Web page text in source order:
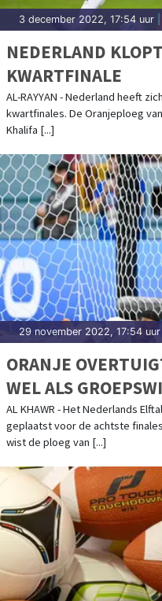
3 december 2022, 17:54 uur
NEDERLAND
KWARTFINALE
AL-RAYYAN - Nederland heeft
kwartfinales. De Oranjeploeg
Khalifa [...]
29 november 2022, 17:54 uur
ORANJE
WEL ALS
FINALES
AL KHAWR - Het Nederlands
geplaatst voor de achtste
wist de ploeg van [...]